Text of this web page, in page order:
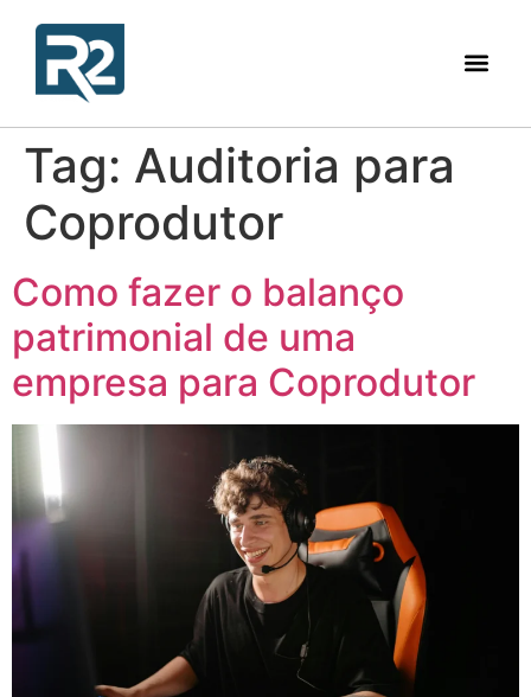
Tag: Auditoria para
Coprodutor
Como fazer o balanço
patrimonial de uma
empresa para Coprodutor